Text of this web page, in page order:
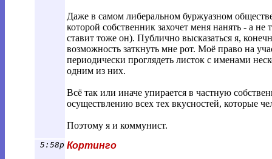
Даже в самом либеральном буржуазном
которой собственник захочет меня нанять - а
ставит тоже он). Публично высказаться я,
возможность заткнуть мне рот. Моё право на
периодически проглядеть листок с именами
одним из них.
Всё так или иначе упирается в частную
осуществлению всех тех вкусностей, которые
Поэтому я и коммунист.
5:58p Кортинго